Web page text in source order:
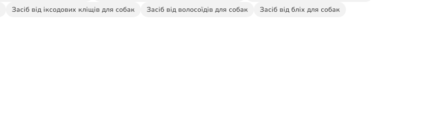
Засіб від іксодових кліщів для собак Засіб від волосоїдів для собак
Засіб від бліх для собак